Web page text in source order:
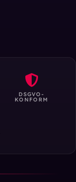
DSGVO-
KONFORM